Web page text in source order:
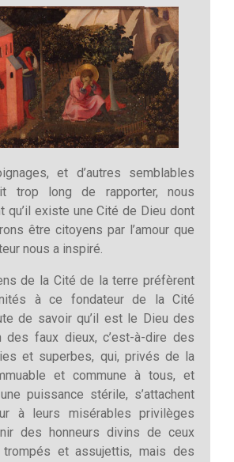
et d’autres semblables
trop long de rapporter, nous
qu’il existe une Cité de Dieu dont
être citoyens par l’amour que
nous a inspiré.
de la Cité de la terre préfèrent
à ce fondateur de la Cité
de savoir qu’il est le Dieu des
des faux dieux, c’est-à-dire des
et superbes, qui, privés de la
et commune à tous, et
puissance stérile, s’attachent
à leurs misérables privilèges
des honneurs divins de ceux
trompés et assujettis, mais des